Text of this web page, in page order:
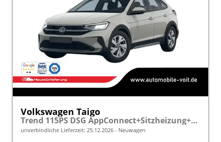
Volkswagen Taigo
Trend 115PS DSG AppConnect+Sitzheizung+PDC+Alu16+LED+DAB+FrontAssist
unverbindliche Lieferzeit: 25.12.2026 Neuwagen